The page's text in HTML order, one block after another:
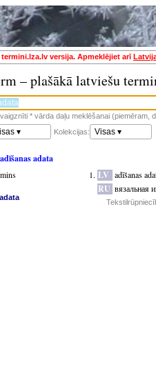
versija. Apmeklējiet arī
– plašākā latviešu
* vārda daļu meklēšanai (piemēram,
▾ Kolekcijas: Visas ▾
adīšanas adata
LV adīšanas
RU вязальная